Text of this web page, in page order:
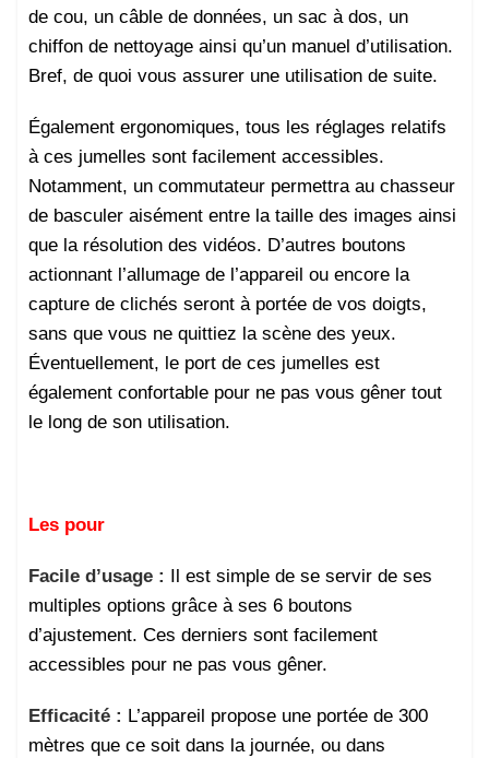
de cou, un câble de données, un sac à dos, un
chiffon de nettoyage ainsi qu’un manuel d’utilisation.
Bref, de quoi vous assurer une utilisation de suite.
Également ergonomiques, tous les réglages relatifs
à ces jumelles sont facilement accessibles.
Notamment, un commutateur permettra au chasseur
de basculer aisément entre la taille des images ainsi
que la résolution des vidéos. D’autres boutons
actionnant l’allumage de l’appareil ou encore la
capture de clichés seront à portée de vos doigts,
sans que vous ne quittiez la scène des yeux.
Éventuellement, le port de ces jumelles est
également confortable pour ne pas vous gêner tout
le long de son utilisation.
Les pour
Facile d’usage :
Il est simple de se servir de ses
multiples options grâce à ses 6 boutons
d’ajustement. Ces derniers sont facilement
accessibles pour ne pas vous gêner.
Efficacité : L’appareil propose une portée de 300
mètres que ce soit dans la journée, ou dans